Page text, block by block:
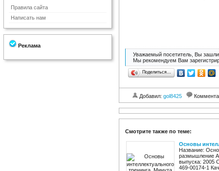
Правила сайта
Написать нам
Реклама
Уважаемый посетитель, Вы зашли
Мы рекомендуем Вам
Поделиться…
Добавил: gol8425
Смотрите также по теме:
Основы
Название:
размышление
выпуска: 2005
469-00174-1